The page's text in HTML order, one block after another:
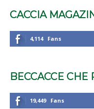
CACCIA
4,114 Fans
BECCACCE CHE
19,449 Fans